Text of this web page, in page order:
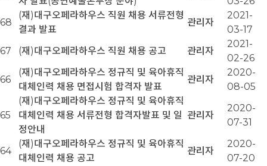
68
(재)대구오페라하우스 직원 채용 서류전형
결과 발표
관리자
2021-
03-17
67
(재)대구오페라하우스 직원 채용 공고 관리자
2021-
02-26
66
(재)대구오페라하우스 정규직 및 육아휴직
대체인력 채용 면접시험 합격자 발표
관리자
2020-
08-05
65
(재)대구오페라하우스 정규직 및 육아휴직
대체인력 채용 서류전형 합격자발표 및 일
정안내
관리자
2020-
07-31
64
(재)대구오페라하우스 정규직 및 육아휴직
대체인력 채용 공고
관리자
2020-
07-20